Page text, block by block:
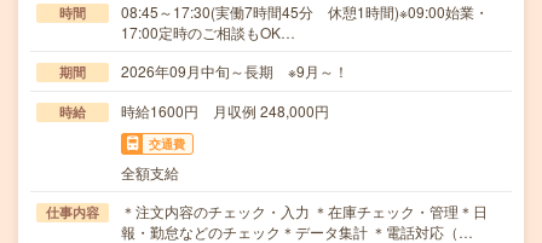
時間
08:45～17:30(実働7時間45分 休憩1時間)※09:00始業・
17:00定時のご相談もOK…
期間 2026年09月中旬～長期 ※9月～！
時給 時給1600円 月収例 248,000円
交通費
全額支給
仕事内容
＊注文内容のチェック・入力 ＊在庫チェック・管理＊日
報・勤怠などのチェック＊データ集計 ＊電話対応（…